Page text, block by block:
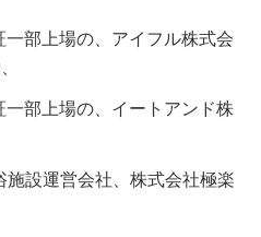
部上場の、アイフル株式会
部上場の、イートアンド株
設運営会社、株式会社極楽